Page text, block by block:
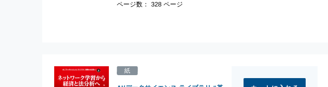
ページ数： 328 ページ
紙